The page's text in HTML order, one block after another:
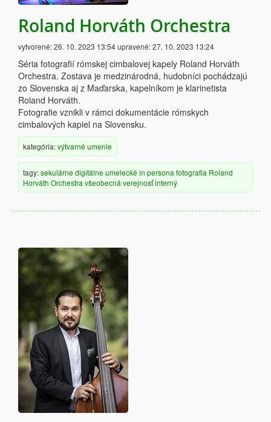
Roland Horváth Orchestra
vytvorené:26. 10. 2023 13:54upravené:27. 10. 2023 13:24
Séria fotografií rómskej cimbalovej kapely Roland Horváth
Orchestra. Zostava je medzinárodná, hudobníci pochádzajú
zo Slovenska aj z Maďarska, kapelníkom je klarinetista
Roland Horváth.
Fotografie vznikli v rámci dokumentácie rómskych
cimbalových kapiel na Slovensku.
kategória:výtvarné umenie
tagy:sekulárne digitálne umelecké in persona fotografia Roland
Horváth Orchestra všeobecná verejnosťinterný